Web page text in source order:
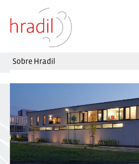
Sobre Hradil